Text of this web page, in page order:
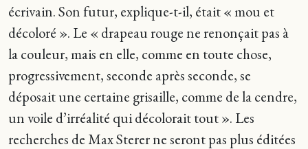
écrivain. Son futur, explique-t-il, était « mou et
décoloré ». Le « drapeau rouge ne renonçait pas à
la couleur, mais en elle, comme en toute chose,
progressivement, seconde après seconde, se
déposait une certaine grisaille, comme de la cendre,
un voile d’irréalité qui décolorait tout ». Les
recherches de Max Sterer ne seront pas plus éditées